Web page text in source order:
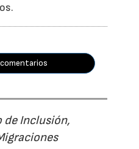
Inclusión,